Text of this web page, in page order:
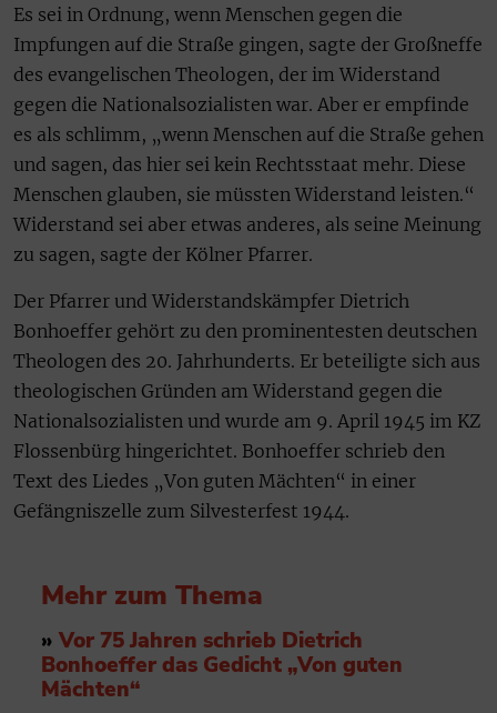
Es sei in Ordnung, wenn Menschen gegen die
Impfungen auf die Straße gingen, sagte der Großneffe
des evangelischen Theologen, der im Widerstand
gegen die Nationalsozialisten war. Aber er empfinde
es als schlimm, „wenn Menschen auf die Straße gehen
und sagen, das hier sei kein Rechtsstaat mehr. Diese
Menschen glauben, sie müssten Widerstand leisten.“
Widerstand sei aber etwas anderes, als seine Meinung
zu sagen, sagte der Kölner Pfarrer.
Der Pfarrer und Widerstandskämpfer Dietrich
Bonhoeffer gehört zu den prominentesten deutschen
Theologen des 20. Jahrhunderts. Er beteiligte sich aus
theologischen Gründen am Widerstand gegen die
Nationalsozialisten und wurde am 9. April 1945 im KZ
Flossenbürg hingerichtet. Bonhoeffer schrieb den
Text des Liedes „Von guten Mächten“ in einer
Gefängniszelle zum Silvesterfest 1944.
Mehr zum Thema
» Vor 75 Jahren schrieb Dietrich
Bonhoeffer das Gedicht „Von guten
Mächten“